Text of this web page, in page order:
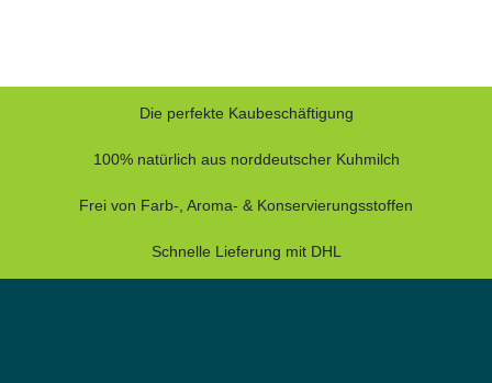
Die perfekte Kaubeschäftigung
100% natürlich aus norddeutscher Kuhmilch
Frei von Farb-, Aroma- & Konservierungsstoffen
Schnelle Lieferung mit DHL